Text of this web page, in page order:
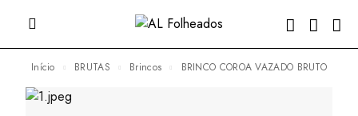
Início BRUTAS Brincos BRINCO COROA VAZADO BRUTO